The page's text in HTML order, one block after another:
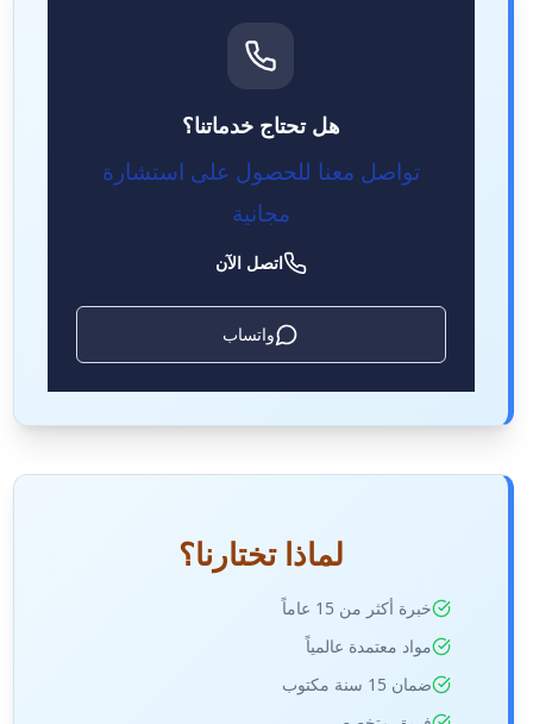
هل تحتاج خدماتنا؟
تواصل معنا للحصول على استشارة
مجانية
اتصل الآن
واتساب
لماذا تختارنا؟
خبرة أكثر من 15 عاماً
مواد معتمدة عالمياً
ضمان 15 سنة مكتوب